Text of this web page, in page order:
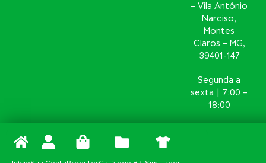
– Vila Antônio
Narciso,
Montes
Claros – MG,
39401-147
Segunda a
sexta | 7:00 –
18:00